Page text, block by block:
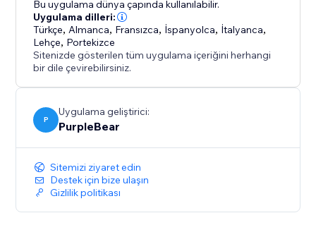
Bu uygulama dünya çapında kullanılabilir.
Uygulama dilleri:
Türkçe, Almanca, Fransızca, İspanyolca, İtalyanca,
Lehçe, Portekizce
Sitenizde gösterilen tüm uygulama içeriğini herhangi
bir dile çevirebilirsiniz.
P
Uygulama geliştirici:
PurpleBear
Sitemizi ziyaret edin
Destek için bize ulaşın
Gizlilik politikası